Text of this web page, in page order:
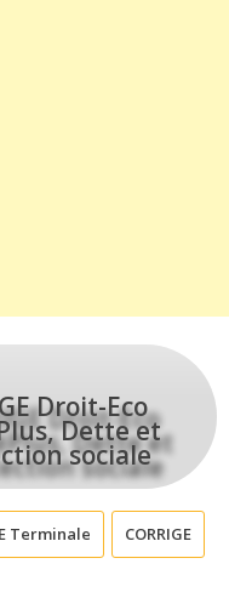
Droit-Eco
Dette et
sociale
Terminale CORRIGE